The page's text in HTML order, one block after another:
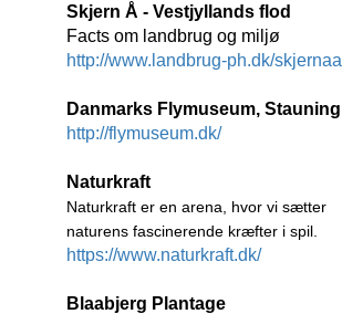
Skjern Å - Vestjyllands flod
Facts om landbrug og miljø
http://www.landbrug-ph.dk/skjernaa
Danmarks Flymuseum, Stauning
http://flymuseum.dk/
Naturkraft
Naturkraft er en arena, hvor vi sætter
naturens fascinerende kræfter i spil.
https://www.naturkraft.dk/
Blaabjerg Plantage